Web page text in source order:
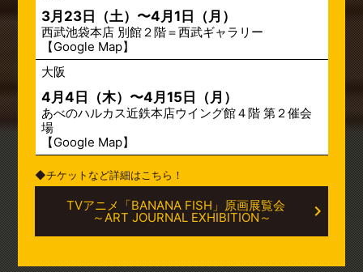
3月23日（土）〜4月1日（月）
西武池袋本店 別館２階＝西武ギャラリー
【Google Map】
大阪
4月4日（木）〜4月15日（月）
あべのハルカス近鉄本店ウイング館４階 第２催会
場
【Google Map】
◆チケットなど詳細はこちら！
TVアニメ「BANANA FISH」原画展覧会
～ART JOURNAL EXHIBITION～